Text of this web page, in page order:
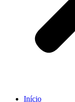
Início